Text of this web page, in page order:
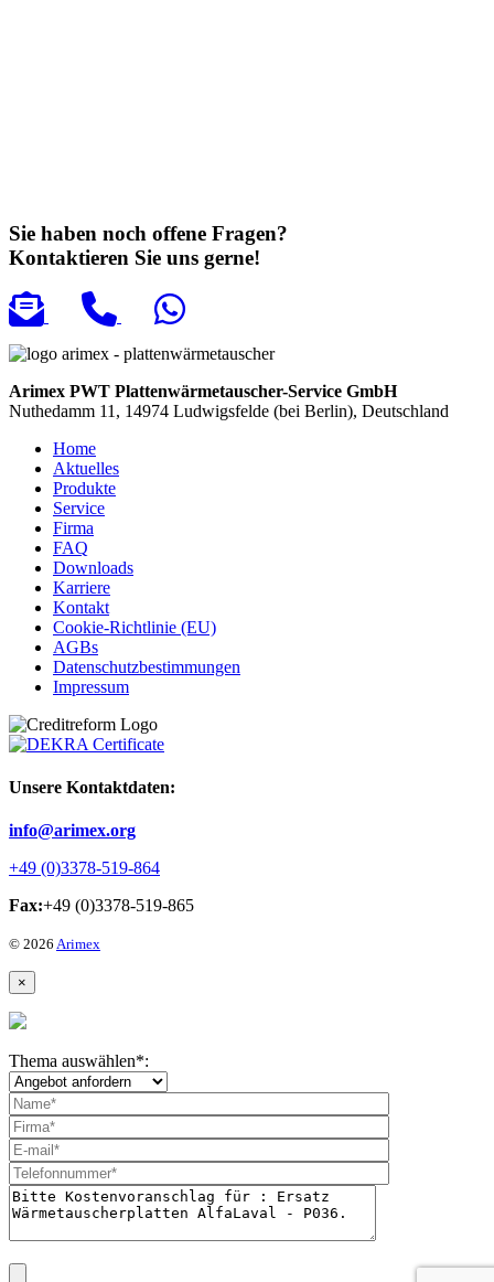
Sie haben noch offene Fragen?
Kontaktieren Sie uns gerne!
Arimex PWT Plattenwärmetauscher-Service GmbH
Nuthedamm 11, 14974 Ludwigsfelde (bei Berlin), Deutschland
Home
Aktuelles
Produkte
Service
Firma
FAQ
Downloads
Karriere
Kontakt
Cookie-Richtlinie (EU)
AGBs
Datenschutzbestimmungen
Impressum
Unsere Kontaktdaten:
info@arimex.org
+49 (0)3378-519-864
Fax:+49 (0)3378-519-865
© 2026 Arimex
×
Thema auswählen*: